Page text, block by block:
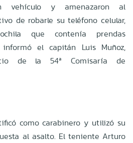
vehículo y amenazaron al
de robarle su teléfono celular,
que contenía prendas
informó el capitán Luis Muñoz,
de la 54ª Comisaría de
como carabinero y utilizó su
al asalto. El teniente Arturo